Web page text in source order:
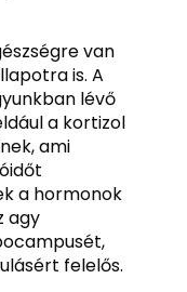
van
is. A
lévő
a kortizol
ami
a hormonok
agy
felelős.